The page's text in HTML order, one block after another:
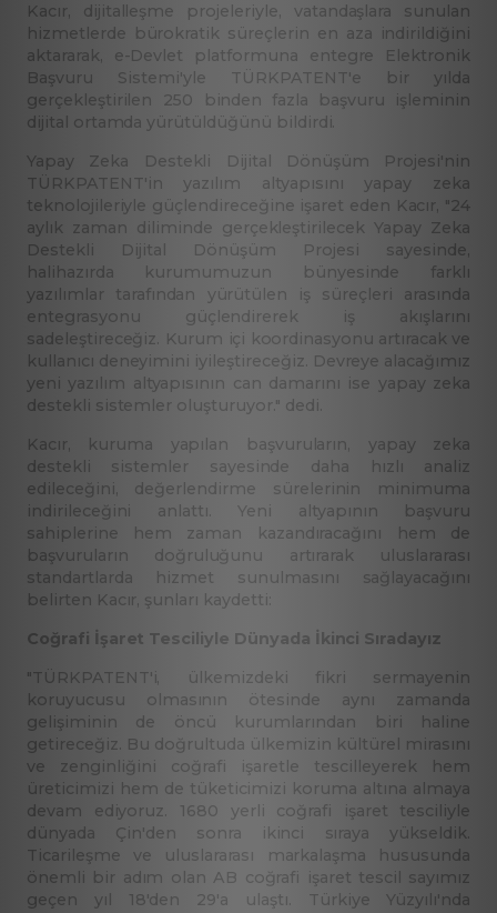
Kacır, dijitalleşme projeleriyle, vatandaşlara sunulan
hizmetlerde bürokratik süreçlerin en aza indirildiğini
aktararak, e-Devlet platformuna entegre Elektronik
Başvuru Sistemi'yle TÜRKPATENT'e bir yılda
gerçekleştirilen 250 binden fazla başvuru işleminin
dijital ortamda yürütüldüğünü bildirdi.
Yapay Zeka Destekli Dijital Dönüşüm Projesi'nin
TÜRKPATENT'in yazılım altyapısını yapay zeka
teknolojileriyle güçlendireceğine işaret eden Kacır, "24
aylık zaman diliminde gerçekleştirilecek Yapay Zeka
Destekli Dijital Dönüşüm Projesi sayesinde,
halihazırda kurumumuzun bünyesinde farklı
yazılımlar tarafından yürütülen iş süreçleri arasında
entegrasyonu güçlendirerek iş akışlarını
sadeleştireceğiz. Kurum içi koordinasyonu artıracak ve
kullanıcı deneyimini iyileştireceğiz. Devreye alacağımız
yeni yazılım altyapısının can damarını ise yapay zeka
destekli sistemler oluşturuyor." dedi.
Kacır, kuruma yapılan başvuruların, yapay zeka
destekli sistemler sayesinde daha hızlı analiz
edileceğini, değerlendirme sürelerinin minimuma
indirileceğini anlattı. Yeni altyapının başvuru
sahiplerine hem zaman kazandıracağını hem de
başvuruların doğruluğunu artırarak uluslararası
standartlarda hizmet sunulmasını sağlayacağını
belirten Kacır, şunları kaydetti:
Coğrafi İşaret Tesciliyle Dünyada İkinci Sıradayız
"TÜRKPATENT'i, ülkemizdeki fikri sermayenin
koruyucusu olmasının ötesinde aynı zamanda
gelişiminin de öncü kurumlarından biri haline
getireceğiz. Bu doğrultuda ülkemizin kültürel mirasını
ve zenginliğini coğrafi işaretle tescilleyerek hem
üreticimizi hem de tüketicimizi koruma altına almaya
devam ediyoruz. 1680 yerli coğrafi işaret tesciliyle
dünyada Çin'den sonra ikinci sıraya yükseldik.
Ticarileşme ve uluslararası markalaşma hususunda
önemli bir adım olan AB coğrafi işaret tescil sayımız
geçen yıl 18'den 29'a ulaştı. Türkiye Yüzyılı'nda